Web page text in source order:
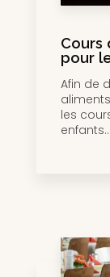
Cours
pour
Afin de
les